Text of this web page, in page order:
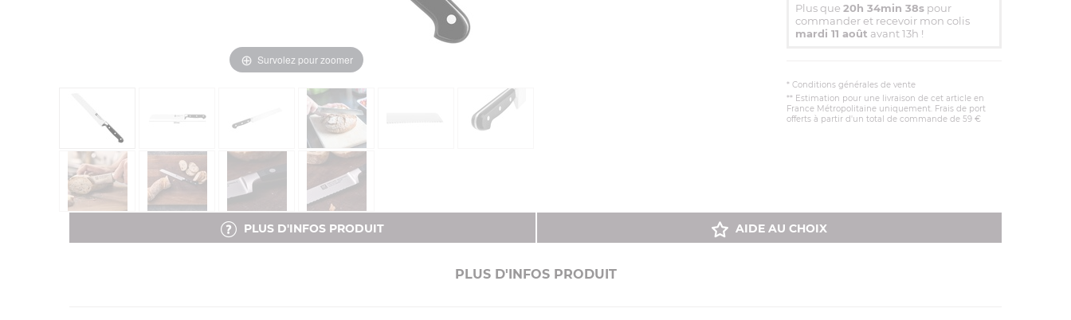
Survolez pour zoomer
Plus que 20h 34min 38s pour
commander et recevoir mon colis
mardi 11 août avant 13h !
* Conditions générales de vente
** Estimation pour une livraison de cet article en
France Métropolitaine uniquement. Frais de port
offerts à partir d'un total de commande de 59 €
PLUS D'INFOS PRODUIT AIDE AU CHOIX
PLUS D'INFOS PRODUIT